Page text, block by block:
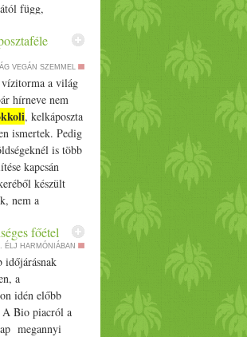
függ,
stabilizálni a
first on
VEGÁN SZEMMEL
vízitorma a világ
hírneve nem
, kelkáposzta
ismertek. Pedig
is több
kapcsán
készült
nem a
appeared first
főétel
ÉLJ HARMÓNIÁBAN
időjárásnak
a
idén előbb
Bio piacról a
megannyi